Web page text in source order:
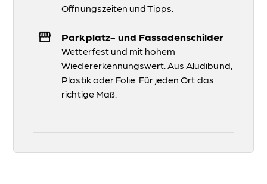
Öffnungszeiten und Tipps.
Parkplatz- und Fassadenschilder
Wetterfest und mit hohem
Wiedererkennungswert. Aus Aludibund,
Plastik oder Folie. Für jeden Ort das
richtige Maß.